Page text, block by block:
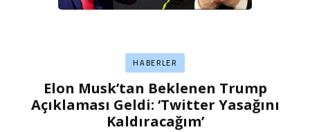
HABERLER
Elon Musk’tan Beklenen Trump
Açıklaması Geldi: ‘Twitter Yasağını
Kaldıracağım’